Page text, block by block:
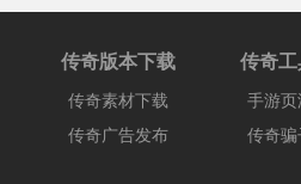
传奇版本下载
传奇素材下载
传奇广告发布
传奇
手游页
传奇